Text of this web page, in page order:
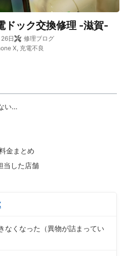
ック交換修理 -滋賀-
日
修理ブログ
X, 充電不良
い…
金まとめ
当した店舗
なくなった（異物が詰まってい